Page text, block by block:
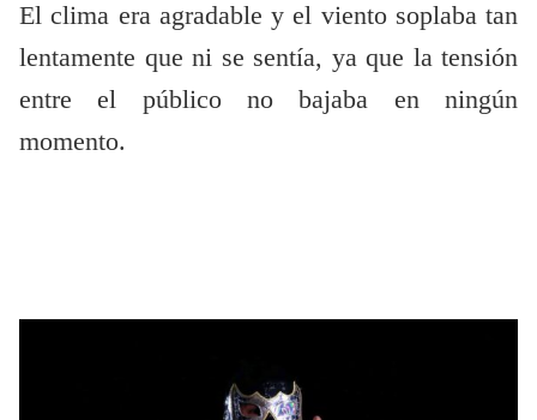
El clima era agradable y el viento soplaba tan
lentamente que ni se sentía, ya que la tensión
entre el público no bajaba en ningún
momento.